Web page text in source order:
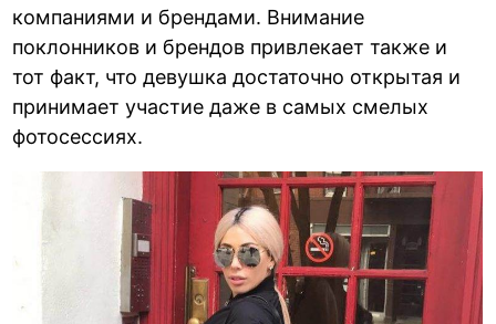
компаниями и брендами. Внимание
поклонников и брендов привлекает также и
тот факт, что девушка достаточно открытая и
принимает участие даже в самых смелых
фотосессиях.